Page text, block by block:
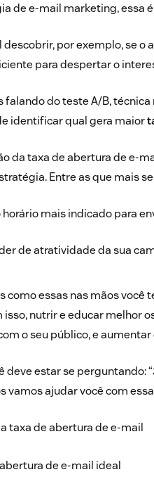
de e-mail marketing, essa
descobrir, por exemplo, se
para despertar o
falando do teste A/B,
identificar qual gera maior
da taxa de abertura de e-
Entre as que mais
mais indicado para
de atratividade da sua
como essas nas mãos você
nutrir e educar melhor
o seu público, e aumentar
deve estar se perguntando: “
vamos ajudar você com
taxa de abertura de e-mail
de e-mail ideal